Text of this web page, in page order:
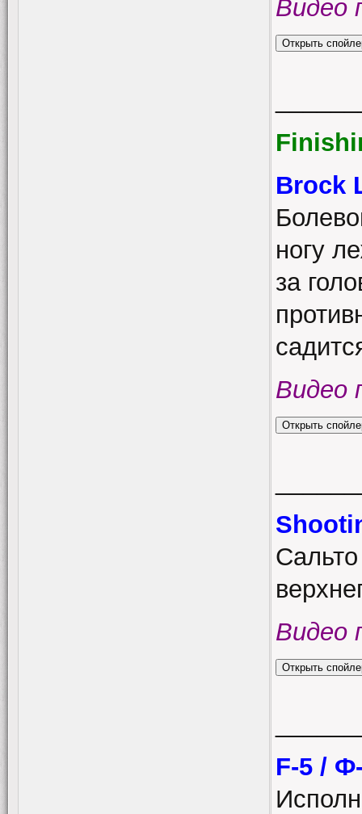
Видео
Brock
ногу
за
Видео
Видео
F-5 /